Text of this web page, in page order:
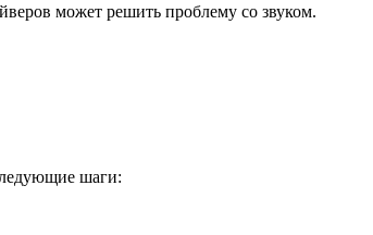
может решить проблему со звуком.
шаги: